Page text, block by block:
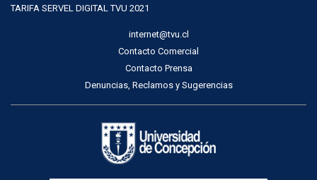
TARIFA SERVEL DIGITAL TVU 2021
internet@tvu.cl
Contacto Comercial
Contacto Prensa
Denuncias, Reclamos y Sugerencias